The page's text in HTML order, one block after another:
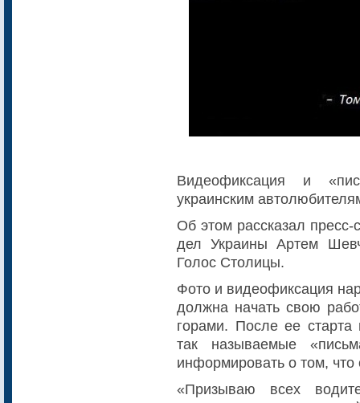
Видеофиксация и
украинским
Об этом рассказал пресс-
дел Украины Артем
Голос Столицы.
Фото и видеофиксация
должна начать свою
горами. После ее старта
так называемые
информировать о том,
«Призываю всех